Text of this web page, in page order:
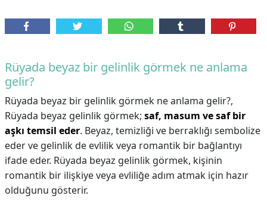
Rüyada beyaz bir gelinlik görmek ne anlama
gelir?
Rüyada beyaz bir gelinlik görmek ne anlama gelir?,
Rüyada beyaz gelinlik görmek; saf, masum ve saf bir
aşkı temsil eder. Beyaz, temizliği ve berraklığı sembolize
eder ve gelinlik de evlilik veya romantik bir bağlantıyı
ifade eder. Rüyada beyaz gelinlik görmek, kişinin
romantik bir ilişkiye veya evliliğe adım atmak için hazır
olduğunu gösterir.